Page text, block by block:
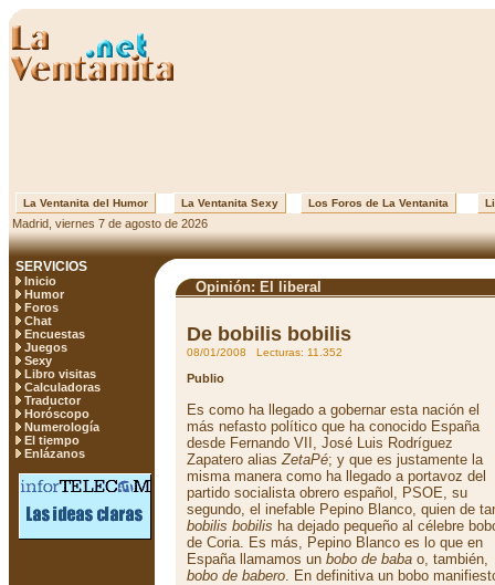
La Ventanita del Humor La Ventanita Sexy Los Foros de La Ventanita
Madrid, viernes 7 de agosto de 2026
SERVICIOS
Inicio
Humor
Foros
Chat
Encuestas
Juegos
Sexy
Libro visitas
Calculadoras
Traductor
Horóscopo
Numerología
El tiempo
Enlázanos
Opinión: El liberal
De bobilis bobilis
08/01/2008 Lecturas: 11.352
Publio
Es como ha llegado a gobernar esta nación el
más nefasto político que ha conocido España
desde Fernando VII, José Luis Rodríguez
Zapatero aliasZetaPé; y que es justamente la
misma manera como ha llegado a portavoz del
partido socialista obrero español, PSOE, su
segundo, el inefable Pepino Blanco, quien de
bobilis bobilis ha dejado pequeño al célebre
de Coria. Es más, Pepino Blanco es lo que en
España llamamos un bobo de baba o, también,
bobo de babero. En definitiva un bobo